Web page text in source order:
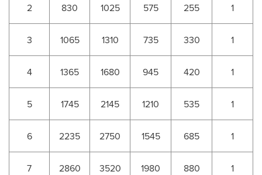
2 830 1025 575 255 1
3 1065 1310 735 330 1
4 1365 1680 945 420 1
5 1745 2145 1210 535 1
6 2235 2750 1545 685 1
7 2860 3520 1980 880 1